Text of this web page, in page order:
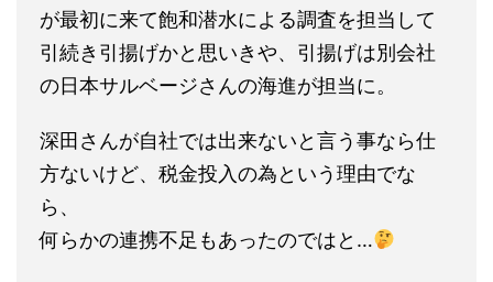
が最初に来て飽和潜水による調査を担当して
引続き引揚げかと思いきや、引揚げは別会社
の日本サルベージさんの海進が担当に。
深田さんが自社では出来ないと言う事なら仕
方ないけど、税金投入の為という理由でな
ら、
何らかの連携不足もあったのではと…